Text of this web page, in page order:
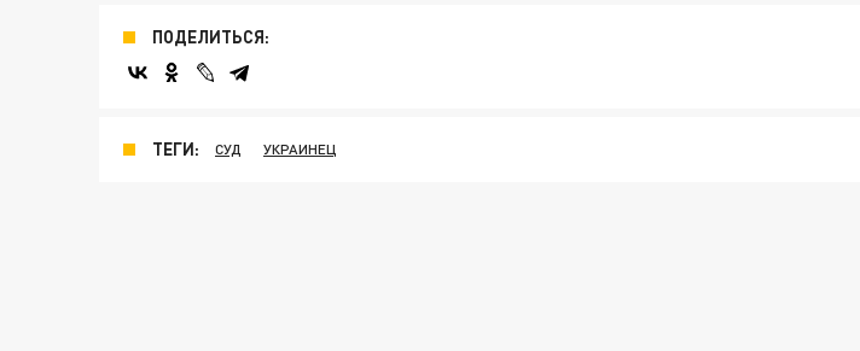
ПОДЕЛИТЬСЯ:
ТЕГИ: СУД УКРАИНЕЦ